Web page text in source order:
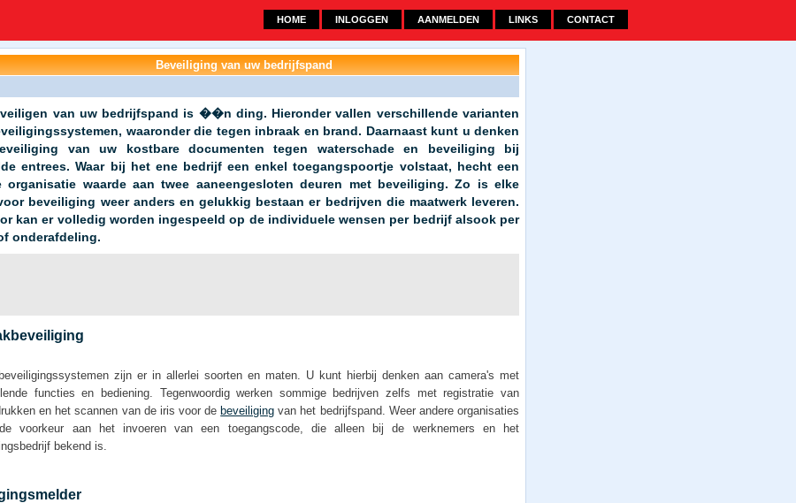
HOME INLOGGEN AANMELDEN LINKS CONTACT
Beveiliging van uw bedrijfspand
van uw bedrijfspand is ��n ding. Hieronder vallen verschillende varianten
waaronder die tegen inbraak en brand. Daarnaast kunt u denken
van uw kostbare documenten tegen waterschade en beveiliging bij
entrees. Waar bij het ene bedrijf een enkel toegangspoortje volstaat, hecht een
organisatie waarde aan twee aaneengesloten deuren met beveiliging. Zo is elke
beveiliging weer anders en gelukkig bestaan er bedrijven die maatwerk leveren.
kan er volledig worden ingespeeld op de individuele wensen per bedrijf alsook per
onderafdeling.
zijn er in allerlei soorten en maten. U kunt hierbij denken aan camera's met
functies en bediening. Tegenwoordig werken sommige bedrijven zelfs met registratie van
en het scannen van de iris voor de beveiliging van het bedrijfspand. Weer andere organisaties
voorkeur aan het invoeren van een toegangscode, die alleen bij de werknemers en het
bekend is.